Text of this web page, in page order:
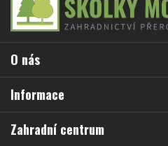
a
í
O nás
Informace
Zahradní centrum